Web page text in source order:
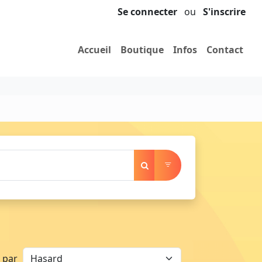
Se connecter ou S'inscrire
Accueil Boutique Infos Contact
par